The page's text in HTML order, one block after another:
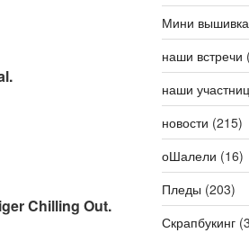
Chilling Out.
Мини вышивка
наши встречи
наши
новости (215)
оШалели (16)
Пледы (203)
Скрапбукинг